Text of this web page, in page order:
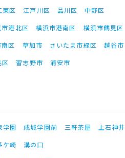
東区 江戸川区 品川区
中野区
市港北区 横浜市港南区 横浜市鶴見区
区 草加市 さいたま市緑区
越谷市
区 習志野市 浦安市
学園 成城学園前 三軒茶屋 上石神井
ケ崎
溝の口